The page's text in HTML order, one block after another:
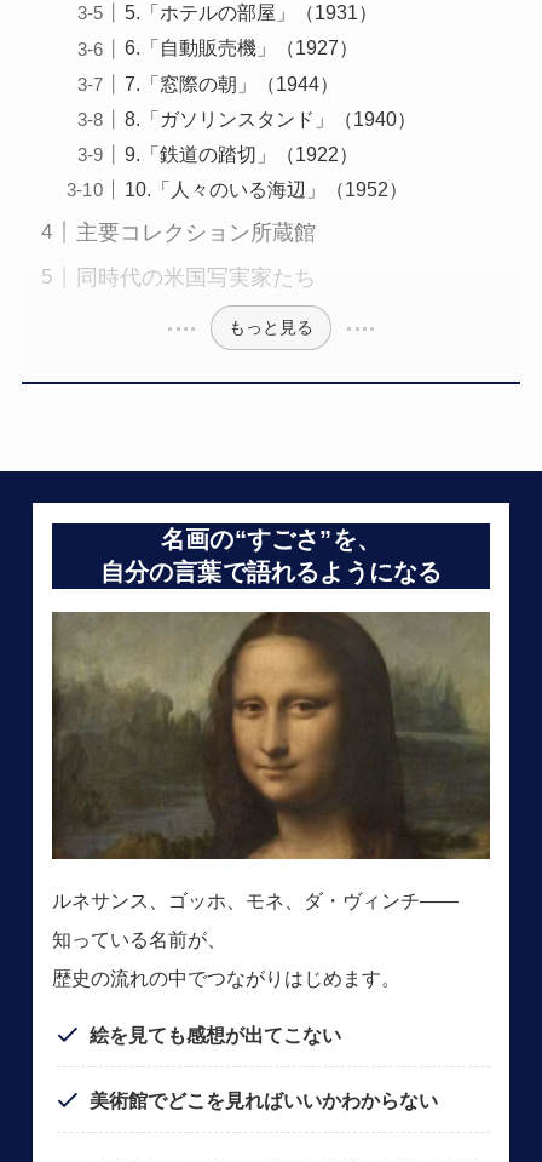
5.「ホテルの部屋」（1931）
6.「自動販売機」（1927）
7.「窓際の朝」（1944）
8.「ガソリンスタンド」（1940）
9.「鉄道の踏切」（1922）
10.「人々のいる海辺」（1952）
主要コレクション所蔵館
同時代の米国写実家たち
もっと見る
名画の“すごさ”を、
自分の言葉で語れるようになる
ルネサンス、ゴッホ、モネ、ダ・ヴィンチ――
知っている名前が、
歴史の流れの中でつながりはじめます。
絵を見ても感想が出てこない
美術館でどこを見ればいいかわからない